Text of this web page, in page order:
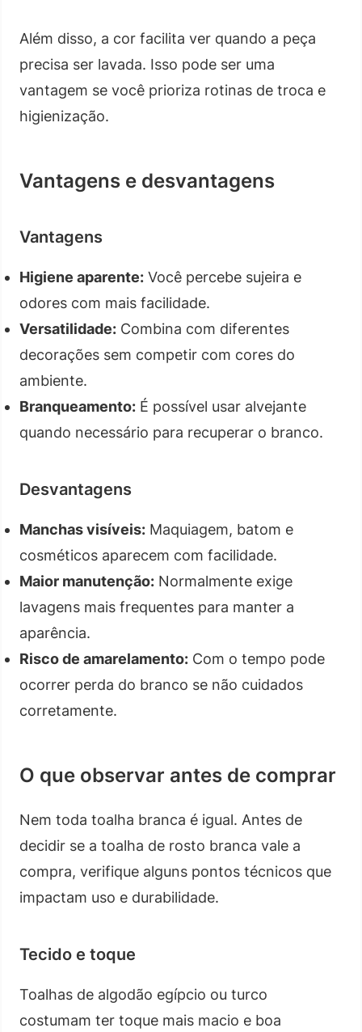
Além disso, a cor facilita ver quando a peça
precisa ser lavada. Isso pode ser uma
vantagem se você prioriza rotinas de troca e
higienização.
Vantagens e desvantagens
Vantagens
Higiene aparente: Você percebe sujeira e
odores com mais facilidade.
Versatilidade: Combina com diferentes
decorações sem competir com cores do
ambiente.
Branqueamento: É possível usar alvejante
quando necessário para recuperar o branco.
Desvantagens
Manchas visíveis: Maquiagem, batom e
cosméticos aparecem com facilidade.
Maior manutenção: Normalmente exige
lavagens mais frequentes para manter a
aparência.
Risco de amarelamento: Com o tempo pode
ocorrer perda do branco se não cuidados
corretamente.
O que observar antes de comprar
Nem toda toalha branca é igual. Antes de
decidir se a toalha de rosto branca vale a
compra, verifique alguns pontos técnicos que
impactam uso e durabilidade.
Tecido e toque
Toalhas de algodão egípcio ou turco
costumam ter toque mais macio e boa